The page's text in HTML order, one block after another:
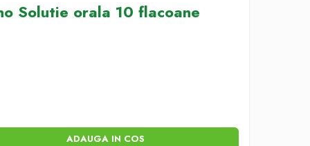
Solutie orala 10 flacoane
ADAUGA IN COS